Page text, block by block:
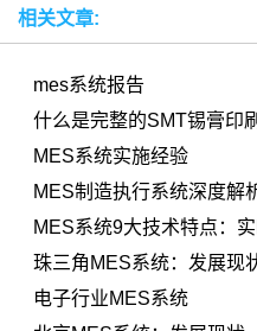
相关文章:
mes系统报告
什么是完整的SMT锡膏印
MES系统实施经验
MES制造执行系统深度解
MES系统9大技术特点：
珠三角MES系统：发展现
电子行业MES系统